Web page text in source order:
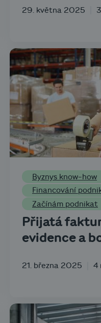
29. května 2025
Byznys know-how
Financování
Začínám podnikat
Přijatá
evidence a
21. března 2025 4